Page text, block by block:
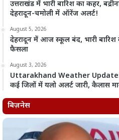
उत्तराखंड में भारी बारिश का कहर,
देहरादून-चमोली में ऑरेंज अलर्ट!
August 5, 2026
देहरादून में आज स्कूल बंद, भारी बारिश
फैसला
August 3, 2026
Uttarakhand Weather Update:
कई जिलों में यलो अलर्ट जारी, कैलास
बिज़नेस